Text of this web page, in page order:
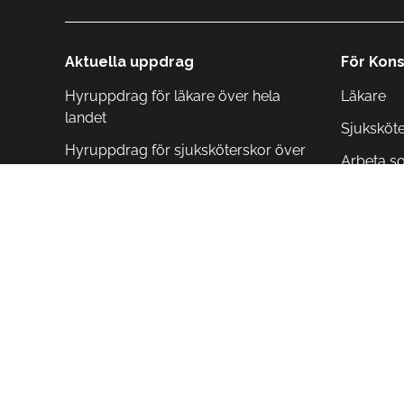
Aktuella uppdrag
Hyruppdrag för läkare över hela
landet
Hyruppdrag för sjuksköterskor över
För
Läkare
Arbeta